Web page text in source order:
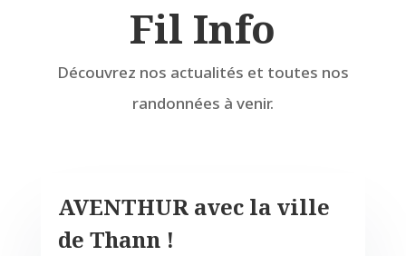
Fil Info
Découvrez nos actualités et toutes nos
randonnées à venir.
AVENTHUR avec la ville
de Thann !